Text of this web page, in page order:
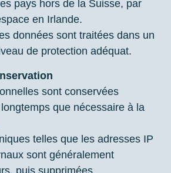
pays hors de la Suisse, par
en Irlande.
données sont traitées dans un
de protection adéquat.
sont conservées
que nécessaire à la
telles que les adresses IP
sont généralement
puis supprimées